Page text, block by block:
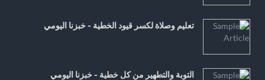
تعليم وصلاة لكسر قيود الخطية - خبزنا اليومي
التوبة والتطهير من كل خطية - خبزنا اليومي